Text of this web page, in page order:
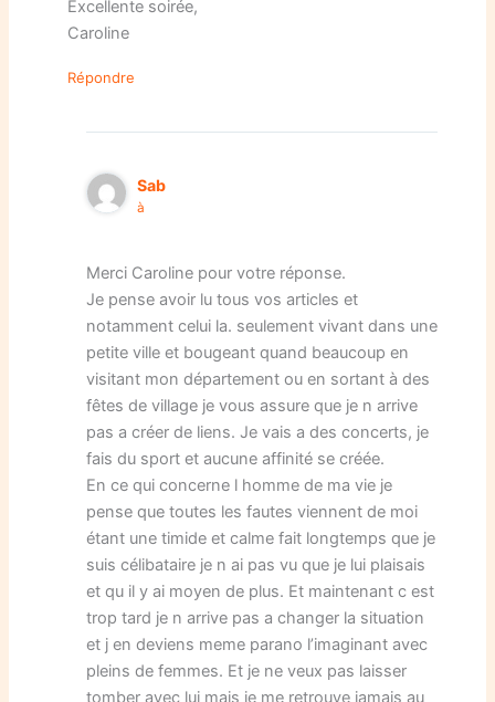
Excellente soirée,
Caroline
Répondre
Sab
à
Merci Caroline pour votre réponse.
Je pense avoir lu tous vos articles et
notamment celui la. seulement vivant dans une
petite ville et bougeant quand beaucoup en
visitant mon département ou en sortant à des
fêtes de village je vous assure que je n arrive
pas a créer de liens. Je vais a des concerts, je
fais du sport et aucune affinité se créée.
En ce qui concerne l homme de ma vie je
pense que toutes les fautes viennent de moi
étant une timide et calme fait longtemps que je
suis célibataire je n ai pas vu que je lui plaisais
et qu il y ai moyen de plus. Et maintenant c est
trop tard je n arrive pas a changer la situation
et j en deviens meme parano l’imaginant avec
pleins de femmes. Et je ne veux pas laisser
tomber avec lui mais je me retrouve jamais au